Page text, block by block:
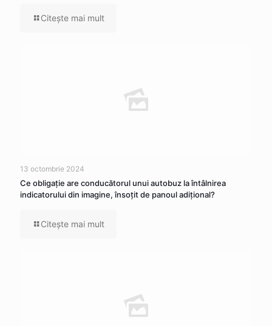
Citeşte mai mult
13 octombrie 2024
Ce obligaţie are conducătorul unui autobuz la întâlnirea
indicatorului din imagine, însoţit de panoul adiţional?
Citeşte mai mult